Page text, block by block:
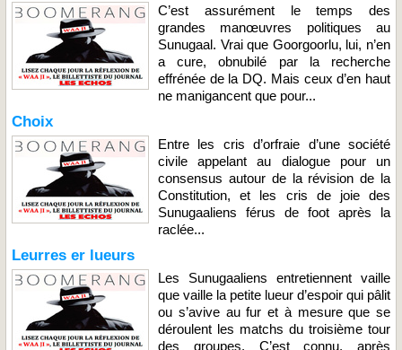
C’est assurément le temps des
grandes manœuvres politiques au
Sunugaal. Vrai que Goorgoorlu, lui, n’en
a cure, obnubilé par la recherche
effrénée de la DQ. Mais ceux d’en haut
ne manigancent que pour...
Choix
Entre les cris d’orfraie d’une société
civile appelant au dialogue pour un
consensus autour de la révision de la
Constitution, et les cris de joie des
Sunugaaliens férus de foot après la
raclée...
Leurres er lueurs
Les Sunugaaliens entretiennent vaille
que vaille la petite lueur d’espoir qui pâlit
ou s’avive au fur et à mesure que se
déroulent les matchs du troisième tour
des groupes. C’est connu, après